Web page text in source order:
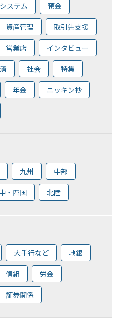
ステム 預金
資産管理 取引先支援
営業店 インタビュー
社会 特集
年金 ニッキン抄
九州 中部
中・四国 北陸
大手行など 地銀
信組 労金
証券関係